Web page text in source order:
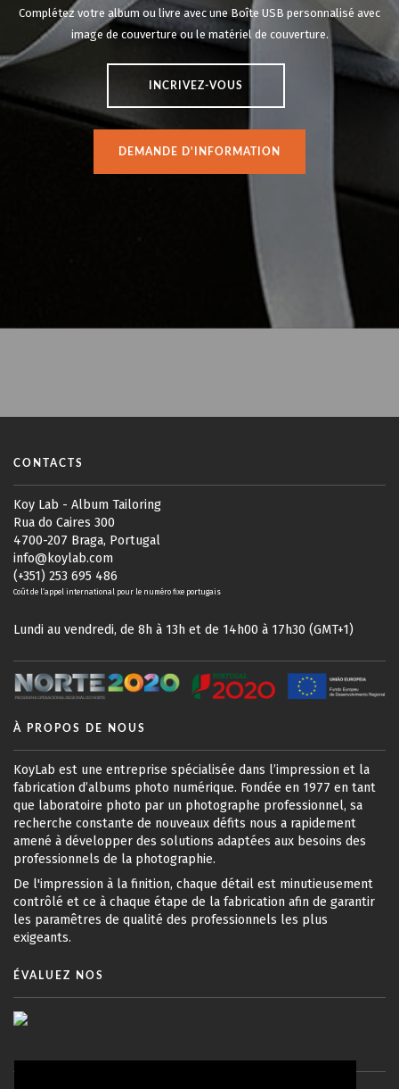
Complétez votre album ou livre avec une Boîte USB personnalisé avec
image de couverture ou le matériel de couverture.
INCRIVEZ-VOUS
DEMANDE D'INFORMATION
CONTACTS
Koy Lab - Album Tailoring
Rua do Caires 300
4700-207 Braga, Portugal
info@koylab.com
(+351) 253 695 486
Coût de l’appel international pour le numéro fixe portugais
Lundi au vendredi, de 8h à 13h et de 14h00 à 17h30 (GMT+1)
À PROPOS DE NOUS
KoyLab est une entreprise spécialisée dans l’impression et la
fabrication d’albums photo numérique. Fondée en 1977 en tant
que laboratoire photo par un photographe professionnel, sa
recherche constante de nouveaux défits nous a rapidement
amené à développer des solutions adaptées aux besoins des
professionnels de la photographie.
De l'impression à la finition, chaque détail est minutieusement
contrôlé et ce à chaque étape de la fabrication afin de garantir
les paramêtres de qualité des professionnels les plus
exigeants.
ÉVALUEZ NOS